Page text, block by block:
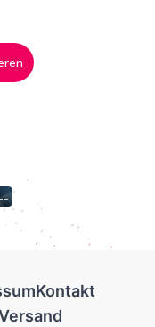
Kontakt